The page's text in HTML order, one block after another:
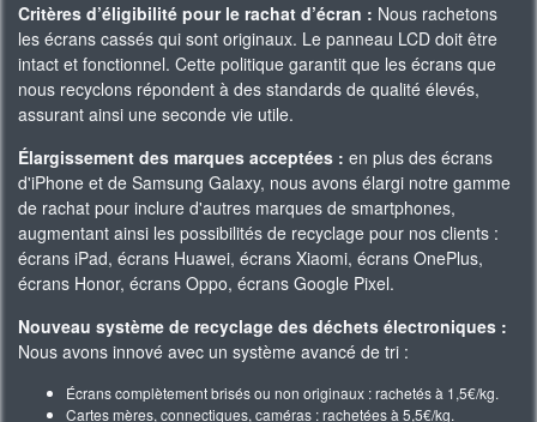
Critères d’éligibilité pour le rachat d’écran : Nous rachetons
les écrans cassés qui sont originaux. Le panneau LCD doit être
intact et fonctionnel. Cette politique garantit que les écrans que
nous recyclons répondent à des standards de qualité élevés,
assurant ainsi une seconde vie utile.
Élargissement des marques acceptées : en plus des écrans
d'iPhone et de Samsung Galaxy, nous avons élargi notre gamme
de rachat pour inclure d'autres marques de smartphones,
augmentant ainsi les possibilités de recyclage pour nos clients :
écrans iPad, écrans Huawei, écrans Xiaomi, écrans OnePlus,
écrans Honor, écrans Oppo, écrans Google Pixel.
Nouveau système de recyclage des déchets électroniques :
Nous avons innové avec un système avancé de tri :
Écrans complètement brisés ou non originaux : rachetés à 1,5€/kg.
Cartes mères, connectiques, caméras : rachetées à 5,5€/kg.